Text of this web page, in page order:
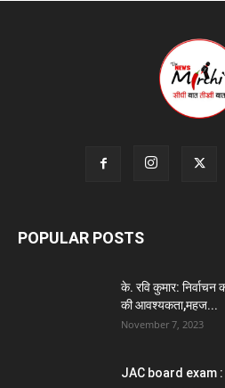
POPULAR POSTS
के. रवि कुमार: निर्वाचन
की आवश्यकता,महज...
November 7, 2023
JAC board exam :